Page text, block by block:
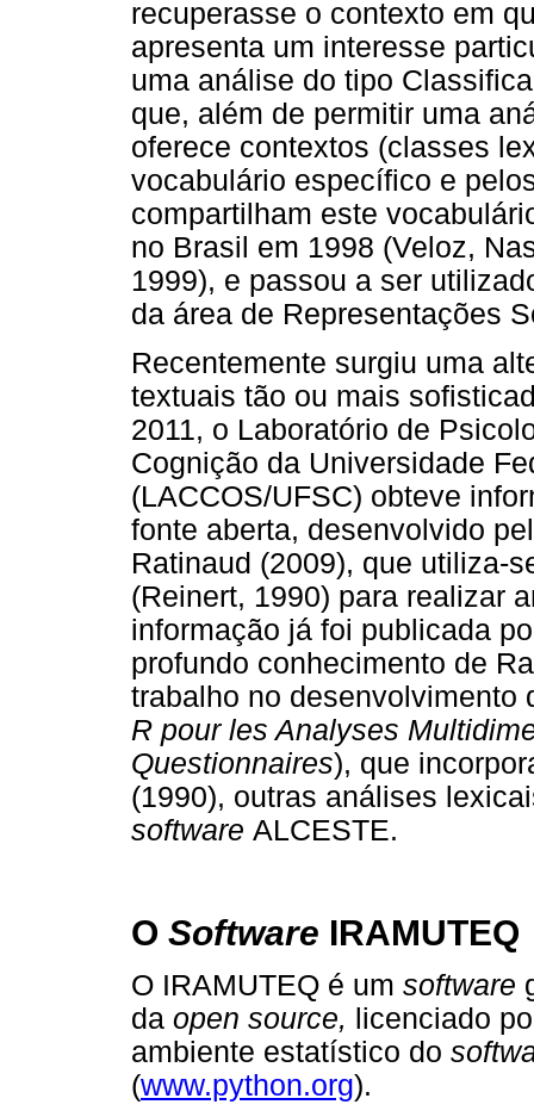
recuperasse o contexto em
apresenta um interesse
uma análise do tipo
que, além de permitir uma
oferece contextos (classes
vocabulário específico e
compartilham este
no Brasil em 1998 (Veloz,
1999), e passou a ser
da área de Representações
Recentemente surgiu uma
textuais tão ou mais
2011, o Laboratório de
Cognição da Universidade
(LACCOS/UFSC) obteve
fonte aberta, desenvolvido
Ratinaud (2009), que utiliza-
(Reinert, 1990) para realizar
informação já foi publicada
profundo conhecimento de
trabalho no desenvolvimento
R pour les Analyses
Questionnaires), que
(1990), outras análises
software ALCESTE.
O Software IRAMUTEQ
O IRAMUTEQ é um software
da open source,
licenciado
ambiente estatístico do
(www.python.org).